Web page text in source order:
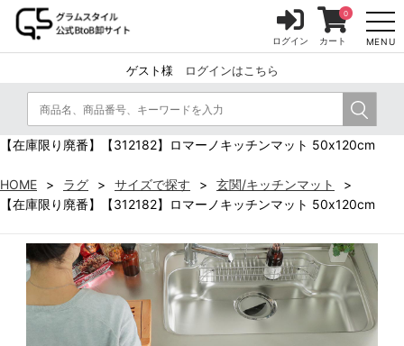
ゲスト様 ログインはこちら
MENU
ログイン カート
0
【在庫限り廃番】【312182】ロマーノキッチンマット 50x120cm
HOME ラグ サイズで探す
玄関/キッチンマット
【在庫限り廃番】【312182】ロマーノキッチンマット 50x120cm